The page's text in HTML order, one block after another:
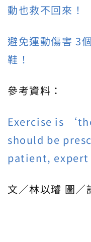
動也救不回來！
避免運動傷害 3
鞋！
參考資料：
Exercise is
should be
patient, expert
文／林以璿 圖／